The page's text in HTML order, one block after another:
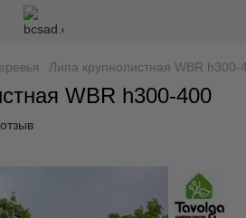
Липа крупнолистная WBR h300-
WBR h300-400